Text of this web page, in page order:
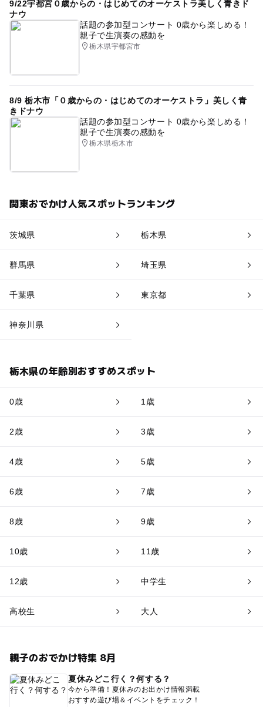
9/22宇都宮０歳からの・はじめてのオーケストラ美しく青きド
ナウ
話題の参加型コンサート 0歳から楽しめる！
親子で生演奏の感動を
栃木県宇都宮市
8/9 栃木市「０歳からの・はじめてのオーケストラ」美しく青
きドナウ
話題の参加型コンサート 0歳から楽しめる！
親子で生演奏の感動を
栃木県栃木市
関東おでかけ人気スポットランキング
茨城県 栃木県
群馬県 埼玉県
千葉県 東京都
神奈川県
栃木県の年齢別おすすめスポット
0歳 1歳
2歳 3歳
4歳 5歳
6歳 7歳
8歳 9歳
10歳 11歳
12歳 中学生
高校生 大人
親子のおでかけ特集 8月
夏休みどこ行く？何する？
今から準備！夏休みのお出かけ情報満載
おすすめ遊び場＆イベントをチェック！